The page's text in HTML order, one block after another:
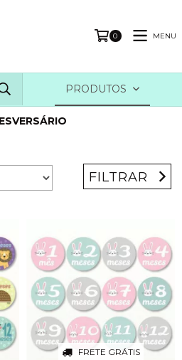
0 MENU
PRODUTOS
FILTRAR
FRETE GRÁTIS